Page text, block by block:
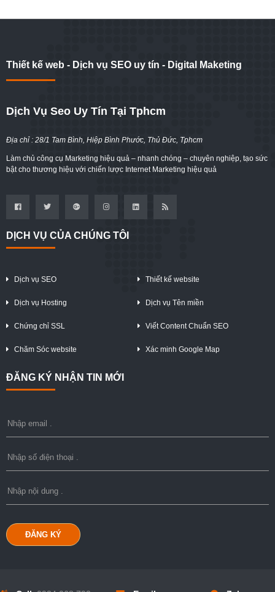
Thiết kế web - Dịch vụ SEO uy tín - Digital Maketing
Dịch Vụ Seo Uy Tín Tại Tphcm
Địa chỉ : 28/1 Tam Bình, Hiệp Bình Phước, Thủ Đức, Tphcm
Làm chủ công cụ Marketing hiệu quả – nhanh chóng – chuyên nghiệp, tạo sức
bật cho thương hiệu với chiến lược Internet Marketing hiệu quả
DỊCH VỤ CỦA CHÚNG TÔI
Dịch vụ SEO Thiết kế website
Dịch vụ Hosting Dịch vụ Tên miền
Chứng chỉ SSL Viết Content Chuẩn SEO
Chăm Sóc website Xác minh Google Map
ĐĂNG KÝ NHẬN TIN MỚI
ĐĂNG KÝ